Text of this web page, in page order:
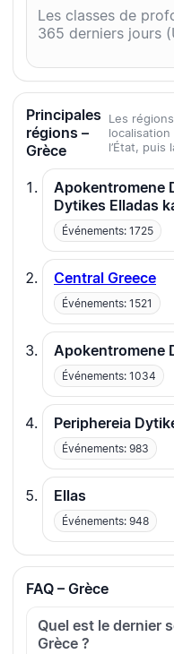
Les classes de
365 derniers jours
Principales
régions –
Grèce
Les
l’État, puis
Apokentromene
Dytikes Elladas
Événements: 1725
Central Greece
Événements: 1521
Apokentromene
Événements: 1034
Periphereia
Événements: 983
Ellas
Événements: 948
FAQ – Grèce
Quel est le dernier
Grèce ?